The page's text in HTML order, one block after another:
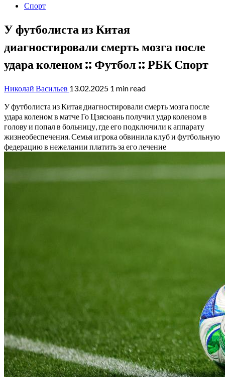
Спорт
У футболиста из Китая
диагностировали смерть мозга после
удара коленом :: Футбол :: РБК Спорт
Николай Васильев 13.02.2025 1 min read
У футболиста из Китая диагностировали смерть мозга после
удара коленом в матчеГо Цзясюань получил удар коленом в
голову и попал в больницу, где его подключили к аппарату
жизнеобеспечения. Семья игрока обвинила клуб и футбольную
федерацию в нежелании платить за его лечение